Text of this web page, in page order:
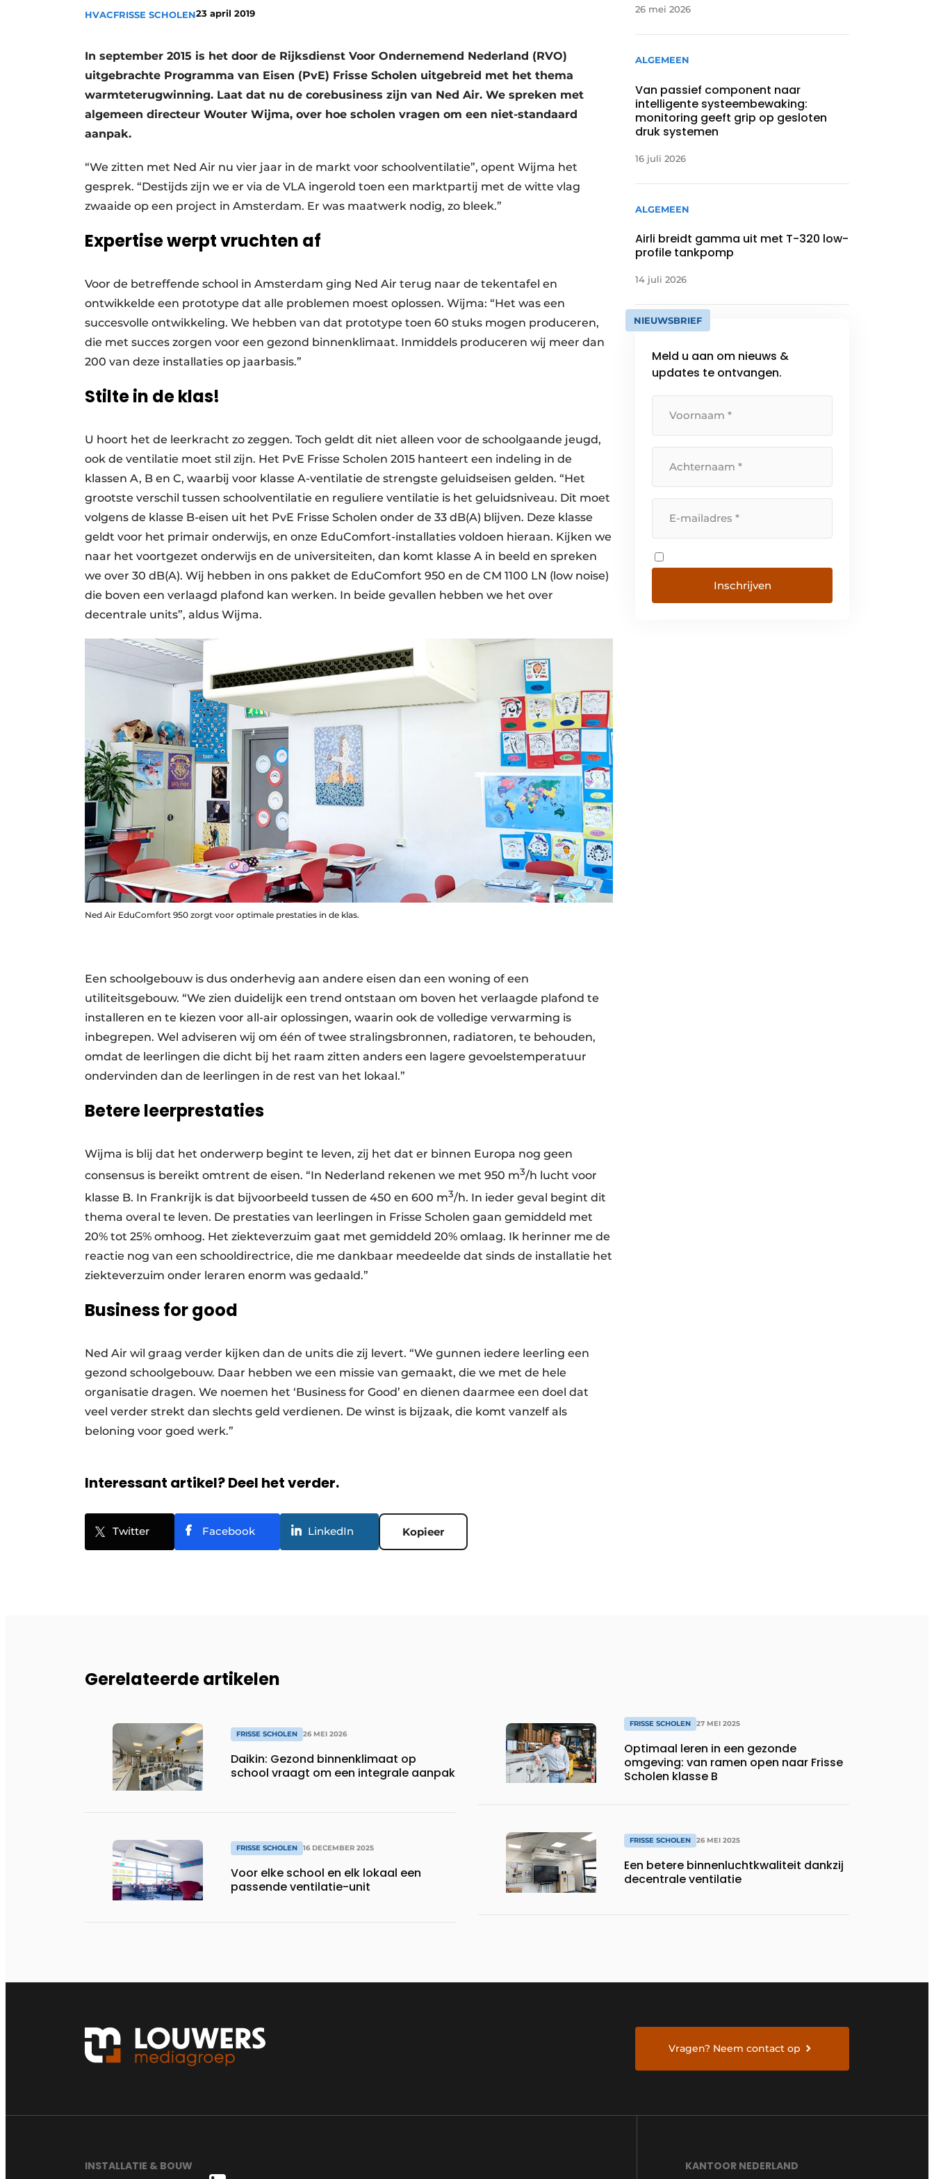
Vacatures
HVACFRISSE SCHOLEN23 april 2019
In september 2015 is het door de Rijksdienst Voor Ondernemend Nederland (RVO)
uitgebrachte Programma van Eisen (PvE) Frisse Scholen uitgebreid met het thema
warmteterugwinning. Laat dat nu de corebusiness zijn van Ned Air. We spreken met
algemeen directeur Wouter Wijma, over hoe scholen vragen om een niet-standaard
aanpak.
“We zitten met Ned Air nu vier jaar in de markt voor schoolventilatie”, opent Wijma het
gesprek. “Destijds zijn we er via de VLA ingerold toen een marktpartij met de witte vlag
zwaaide op een project in Amsterdam. Er was maatwerk nodig, zo bleek.”
Expertise werpt vruchten af
Voor de betreffende school in Amsterdam ging Ned Air terug naar de tekentafel en
ontwikkelde een prototype dat alle problemen moest oplossen. Wijma: “Het was een
succesvolle ontwikkeling. We hebben van dat prototype toen 60 stuks mogen produceren,
die met succes zorgen voor een gezond binnenklimaat. Inmiddels produceren wij meer dan
200 van deze installaties op jaarbasis.”
Stilte in de klas!
U hoort het de leerkracht zo zeggen. Toch geldt dit niet alleen voor de schoolgaande jeugd,
ook de ventilatie moet stil zijn. Het PvE Frisse Scholen 2015 hanteert een indeling in de
klassen A, B en C, waarbij voor klasse A-ventilatie de strengste geluidseisen gelden. “Het
grootste verschil tussen schoolventilatie en reguliere ventilatie is het geluidsniveau. Dit moet
volgens de klasse B-eisen uit het PvE Frisse Scholen onder de 33 dB(A) blijven. Deze klasse
geldt voor het primair onderwijs, en onze EduComfort-installaties voldoen hieraan. Kijken we
naar het voortgezet onderwijs en de universiteiten, dan komt klasse A in beeld en spreken
we over 30 dB(A). Wij hebben in ons pakket de EduComfort 950 en de CM 1100 LN (low noise)
die boven een verlaagd plafond kan werken. In beide gevallen hebben we het over
decentrale units”, aldus Wijma.
Ned Air EduComfort 950 zorgt voor optimale prestaties in de klas.
Een schoolgebouw is dus onderhevig aan andere eisen dan een woning of een
utiliteitsgebouw. “We zien duidelijk een trend ontstaan om boven het verlaagde plafond te
installeren en te kiezen voor all-air oplossingen, waarin ook de volledige verwarming is
inbegrepen. Wel adviseren wij om één of twee stralingsbronnen, radiatoren, te behouden,
omdat de leerlingen die dicht bij het raam zitten anders een lagere gevoelstemperatuur
ondervinden dan de leerlingen in de rest van het lokaal.”
Betere leerprestaties
Wijma is blij dat het onderwerp begint te leven, zij het dat er binnen Europa nog geen
consensus is bereikt omtrent de eisen. “In Nederland rekenen we met 950 m3/h lucht voor
klasse B. In Frankrijk is dat bijvoorbeeld tussen de 450 en 600 m3/h. In ieder geval begint dit
thema overal te leven. De prestaties van leerlingen in Frisse Scholen gaan gemiddeld met
20% tot 25% omhoog. Het ziekteverzuim gaat met gemiddeld 20% omlaag. Ik herinner me de
reactie nog van een schooldirectrice, die me dankbaar meedeelde dat sinds de installatie het
ziekteverzuim onder leraren enorm was gedaald.”
Business for good
Ned Air wil graag verder kijken dan de units die zij levert. “We gunnen iedere leerling een
gezond schoolgebouw. Daar hebben we een missie van gemaakt, die we met de hele
organisatie dragen. We noemen het ‘Business for Good’ en dienen daarmee een doel dat
veel verder strekt dan slechts geld verdienen. De winst is bijzaak, die komt vanzelf als
beloning voor goed werk.”
Interessant artikel? Deel het verder.
Twitter Facebook LinkedIn Kopieer
26 mei 2026
ALGEMEEN
Van passief component naar
intelligente systeembewaking:
monitoring geeft grip op gesloten
druk systemen
16 juli 2026
ALGEMEEN
Airli breidt gamma uit met T-320 low-
profile tankpomp
14 juli 2026
NIEUWSBRIEF
Meld u aan om nieuws &
updates te ontvangen.
Inschrijven
Gerelateerde artikelen
FRISSE SCHOLEN 26 MEI 2026
Daikin: Gezond binnenklimaat op
school vraagt om een integrale aanpak
FRISSE SCHOLEN 16 DECEMBER 2025
Voor elke school en elk lokaal een
passende ventilatie-unit
FRISSE SCHOLEN 27 MEI 2025
Optimaal leren in een gezonde
omgeving: van ramen open naar Frisse
Scholen klasse B
FRISSE SCHOLEN 26 MEI 2025
Een betere binnenluchtkwaliteit dankzij
decentrale ventilatie
Vragen? Neem contact op
INSTALLATIE & BOUW KANTOOR NEDERLAND